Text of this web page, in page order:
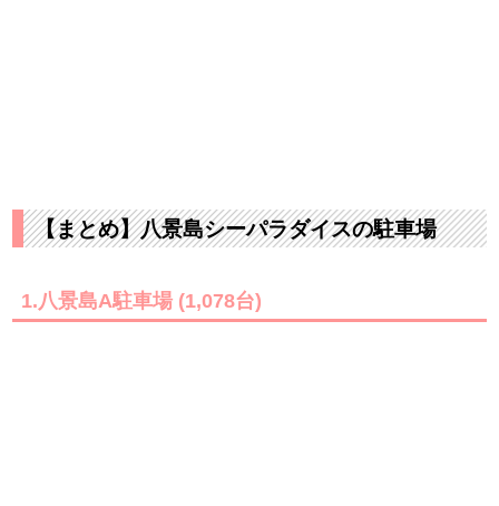
【まとめ】八景島シーパラダイスの駐車場
1.八景島A駐車場 (1,078台)